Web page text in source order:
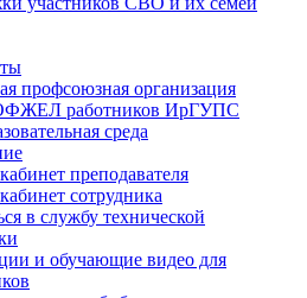
профсоюзная организация
работников ИрГУПС
среда
преподавателя
сотрудника
в службу технической
и обучающие видео для